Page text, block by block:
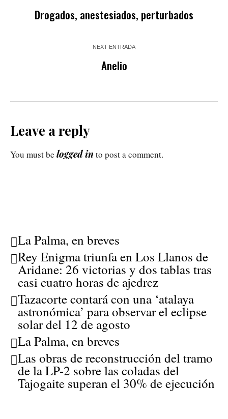
Drogados, anestesiados, perturbados
NEXT ENTRADA
Anelio
Leave a reply
You must be logged in to post a comment.
La Palma, en breves
Rey Enigma triunfa en Los Llanos de
Aridane: 26 victorias y dos tablas tras
casi cuatro horas de ajedrez
Tazacorte contará con una ‘atalaya
astronómica’ para observar el eclipse
solar del 12 de agosto
La Palma, en breves
Las obras de reconstrucción del tramo
de la LP-2 sobre las coladas del
Tajogaite superan el 30% de ejecución